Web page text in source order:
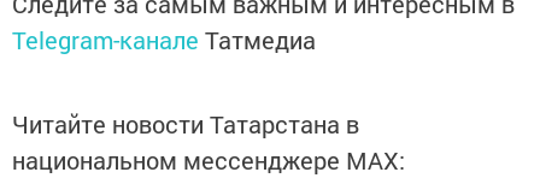
Telegram-канале Татмедиа
Читайте новости Татарстана в
национальном мессенджере MАХ: